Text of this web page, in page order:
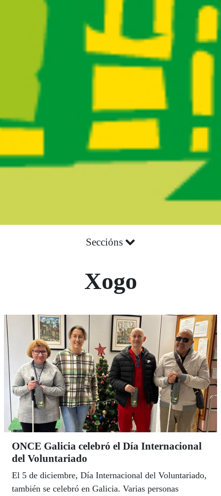
Seccións
Xogo
ONCE Galicia celebró el Día Internacional
del Voluntariado
El 5 de diciembre, Día Internacional del Voluntariado,
también se celebró en Galicia. Varias personas